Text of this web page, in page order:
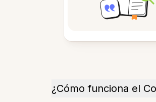
¿Cómo funciona el